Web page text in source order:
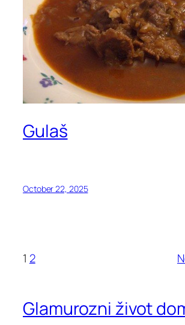
Gulaš
October 22, 2025
1 2
Glamurozni život